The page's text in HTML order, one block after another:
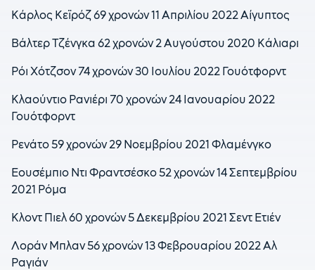
Κάρλος Κεϊρόζ 69 χρονών 11 Απριλίου 2022 Αίγυπτος
Βάλτερ Τζένγκα 62 χρονών 2 Αυγούστου 2020 Κάλιαρι
Ρόι Χότζσον 74 χρονών 30 Ιουλίου 2022 Γουότφορντ
Κλαούντιο Ρανιέρι 70 χρονών 24 Ιανουαρίου 2022
Γουότφορντ
Ρενάτο 59 χρονών 29 Νοεμβρίου 2021 Φλαμένγκο
Εουσέμπιο Ντι Φραντσέσκο 52 χρονών 14 Σεπτεμβρίου
2021 Ρόμα
Κλοντ Πιελ 60 χρονών 5 Δεκεμβρίου 2021 Σεντ Ετιέν
Λοράν Μπλαν 56 χρονών 13 Φεβρουαρίου 2022 Αλ
Ραγιάν